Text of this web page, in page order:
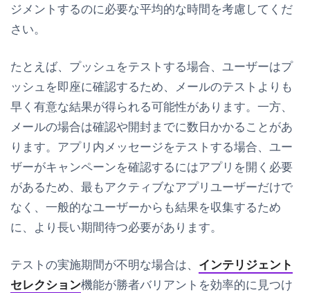
ジメントするのに必要な平均的な時間を考慮してくだ
さい。
たとえば、プッシュをテストする場合、ユーザーはプ
ッシュを即座に確認するため、メールのテストよりも
早く有意な結果が得られる可能性があります。一方、
メールの場合は確認や開封までに数日かかることがあ
ります。アプリ内メッセージをテストする場合、ユー
ザーがキャンペーンを確認するにはアプリを開く必要
があるため、最もアクティブなアプリユーザーだけで
なく、一般的なユーザーからも結果を収集するため
に、より長い期間待つ必要があります。
テストの実施期間が不明な場合は、 インテリジェント
セレクション機能が勝者バリアントを効率的に見つけ